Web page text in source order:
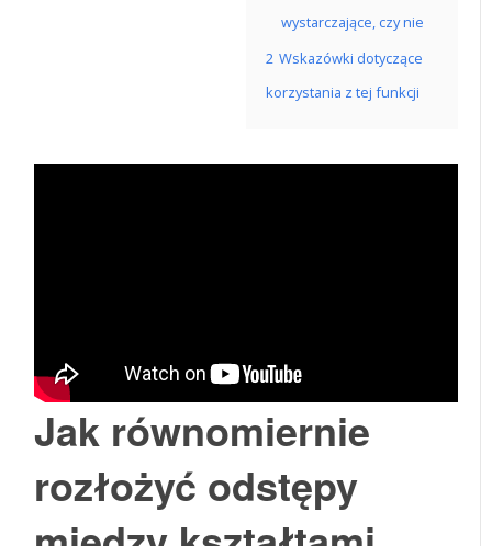
wystarczające, czy nie
2 Wskazówki dotyczące
korzystania z tej funkcji
Jak równomiernie
rozłożyć odstępy